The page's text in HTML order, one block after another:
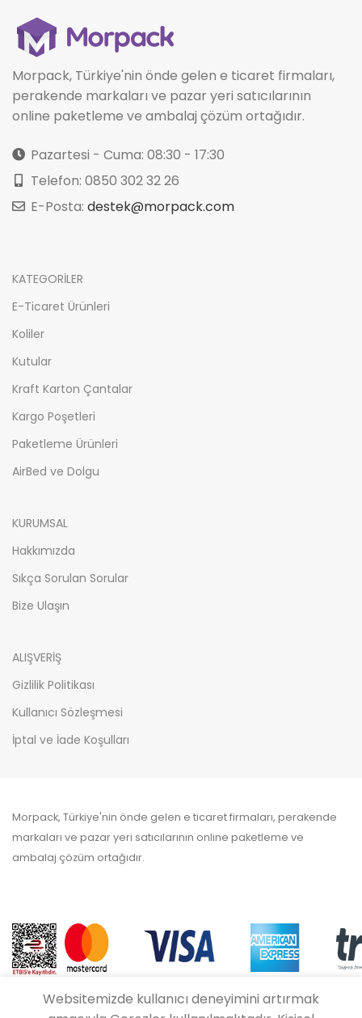
Morpack, Türkiye'nin önde gelen e ticaret firmaları,
perakende markaları ve pazar yeri satıcılarının
online paketleme ve ambalaj çözüm ortağıdır.
Pazartesi - Cuma: 08:30 - 17:30
Telefon: 0850 302 32 26
E-Posta: destek@morpack.com
KATEGORİLER
E-Ticaret Ürünleri
Koliler
Kutular
Kraft Karton Çantalar
Kargo Poşetleri
Paketleme Ürünleri
AirBed ve Dolgu
KURUMSAL
Hakkımızda
Sıkça Sorulan Sorular
Bize Ulaşın
ALIŞVERİŞ
Gizlilik Politikası
Kullanıcı Sözleşmesi
İptal ve İade Koşulları
Morpack, Türkiye'nin önde gelen e ticaret firmaları, perakende
markaları ve pazar yeri satıcılarının online paketleme ve
ambalaj çözüm ortağıdır.
Websitemizde kullanıcı deneyimini artırmak